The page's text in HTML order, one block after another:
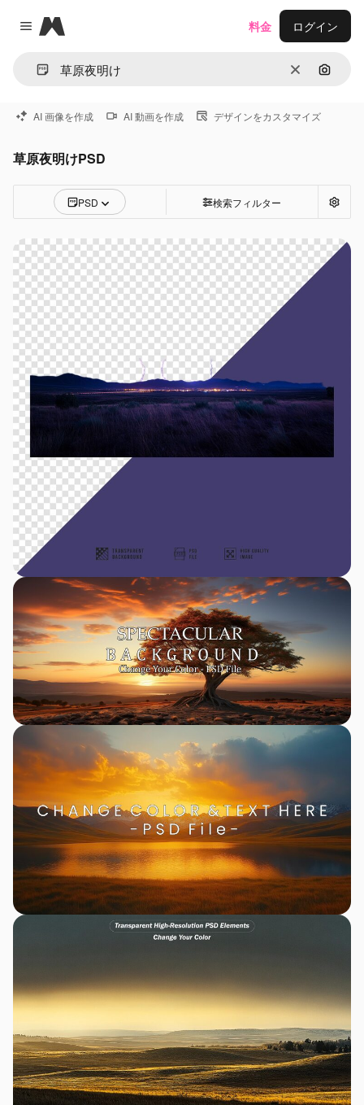
Close menu
Magnific
消去 画像で
料金 ログイン
AI 画像を作成 AI 動画を作成 デザインをカスタマイズ
草原夜明けPSD
PSD 検索フィルター